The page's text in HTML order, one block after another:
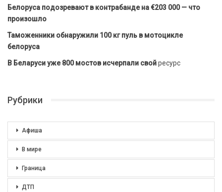
Белоруса подозревают в контрабанде на €203 000 — что
произошло
Таможенники обнаружили 100 кг пуль в мотоцикле
белоруса
В Беларуси уже 800 мостов исчерпали свойресурс
Рубрики
Афиша
В мире
Граница
ДТП